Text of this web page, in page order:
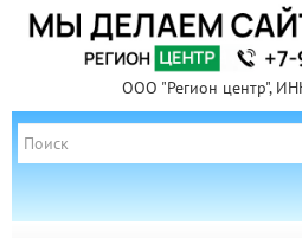
ООО "Регион центр",